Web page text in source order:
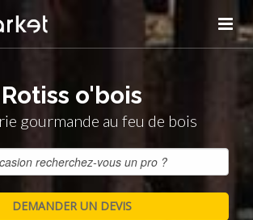
Rotiss o'bois
gourmande au feu de bois